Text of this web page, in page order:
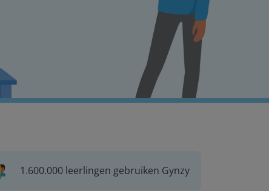
1.600.000 leerlingen gebruiken Gynzy